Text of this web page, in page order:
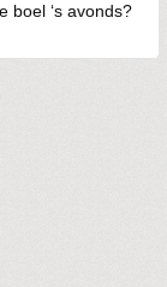
boel ‘s avonds?